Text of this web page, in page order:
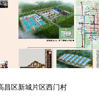
昌区新城片区西门村